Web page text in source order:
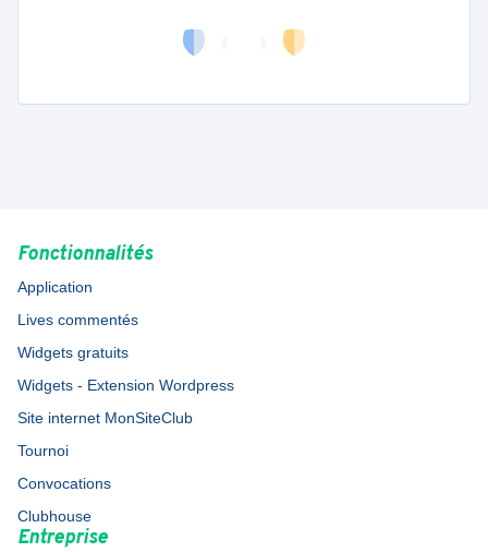
Fonctionnalités
Application
Lives commentés
Widgets gratuits
Widgets - Extension Wordpress
Site internet MonSiteClub
Tournoi
Convocations
Clubhouse
Entreprise